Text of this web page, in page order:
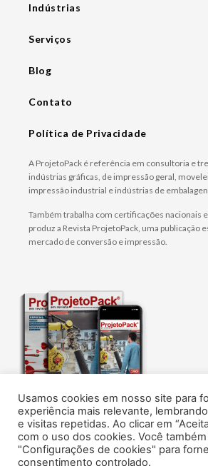
Indústrias
Serviços
Blog
Contato
Política de Privacidade
A ProjetoPack é referência em consultoria e
indústrias gráficas, de impressão geral,
impressão industrial e indústrias de
Também trabalha com certificações nacionais
produz a Revista ProjetoPack, uma publicação
mercado de conversão e impressão.
O melhor conteúdo sobre tecnologia,
gestão de embalagens flexíveis,
impressão.
Assine agora!
Usamos cookies em nosso site para
experiência mais relevante,
e visitas repetidas. Ao clicar em
com o uso dos cookies. Você
"Configurações de cookies" para
consentimento controlado.